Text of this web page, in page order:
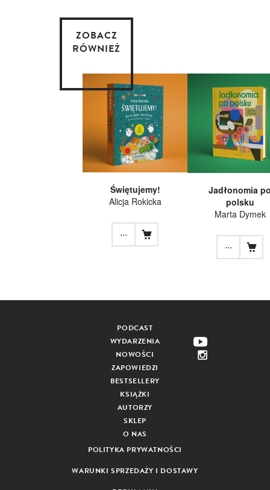
ZOBACZ
RÓWNIEŻ
Świętujemy!
Alicja Rokicka
...
Jadłonomia
polsku
Marta Dymek
...
PODCAST
WYDARZENIA
NOWOŚCI
ZAPOWIEDZI
BESTSELLERY
KSIĄŻKI
AUTORZY
SKLEP
O NAS
POLITYKA PRYWATNOŚCI
WARUNKI SPRZEDAŻY I DOSTAWY